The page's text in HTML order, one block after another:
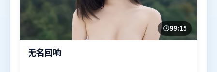
99:15
无名回响